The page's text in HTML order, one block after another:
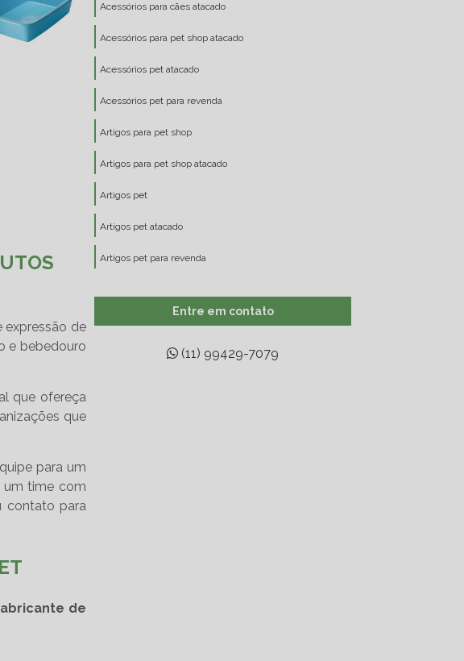
expressão de
e bebedouro
que ofereça
que
para um
um time com
contato para
de
Acessórios para cães atacado
Acessórios para pet shop atacado
Acessórios pet atacado
Acessórios pet para revenda
Artigos para pet shop
Artigos para pet shop atacado
Artigos pet
Artigos pet atacado
Artigos pet para revenda
Entre em contato
(11) 99429-7079